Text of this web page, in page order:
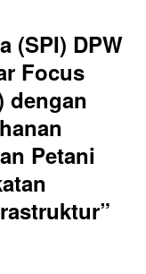
(SPI) DPW
Focus
dengan
Petani